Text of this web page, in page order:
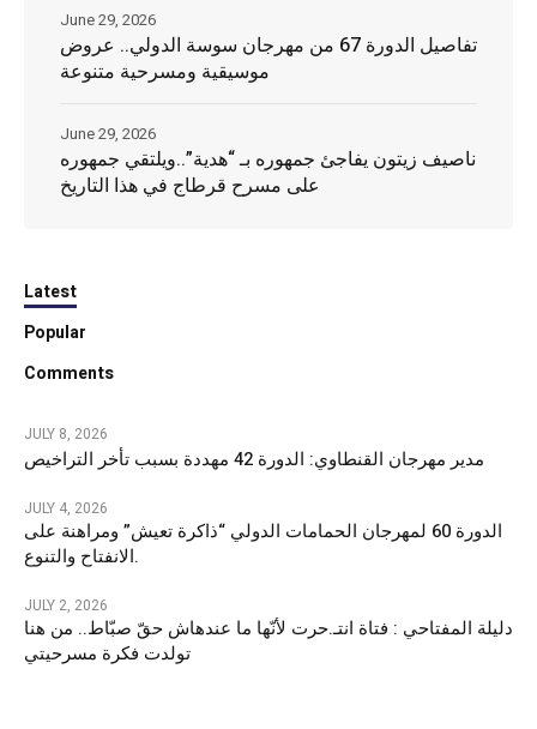
تفاصيل الدورة 67 من مهرجان سوسة الدولي.. عروض
موسيقية ومسرحية متنوعة
June 29, 2026
ناصيف زيتون يفاجئ جمهوره بـ “هدية”..ويلتقي جمهوره
على مسرح قرطاج في هذا التاريخ
June 29, 2026
Latest
Popular
Comments
JULY 8, 2026
مدير مهرجان القنطاوي: الدورة 42 مهددة بسبب تأخر التراخيص
JULY 4, 2026
الدورة 60 لمهرجان الحمامات الدولي “ذاكرة تعيش” ومراهنة على
الانفتاح والتنوع.
JULY 2, 2026
دليلة المفتاحي : فتاة انتـ.حرت لأنّها ما عندهاش حقّ صبّاط.. من هنا
تولدت فكرة مسرحيتي